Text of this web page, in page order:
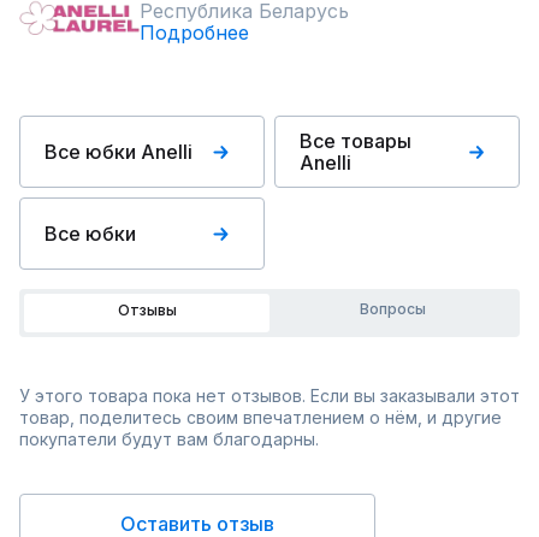
Республика Беларусь
Подробнее
Все юбки Anelli
Все товары
Anelli
Все юбки
Отзывы Вопросы
У этого товара пока нет отзывов. Если вы заказывали этот
товар, поделитесь своим впечатлением о нём, и другие
покупатели будут вам благодарны.
Оставить отзыв